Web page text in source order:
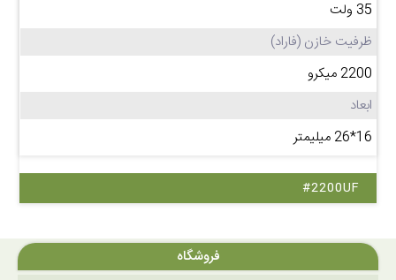
35 ولت
ظرفیت خازن (فاراد)
2200 میکرو
ابعاد
16*26 میلیمتر
#2200UF
فروشگاه